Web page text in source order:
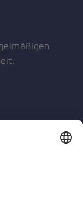
Hilfe e.V.